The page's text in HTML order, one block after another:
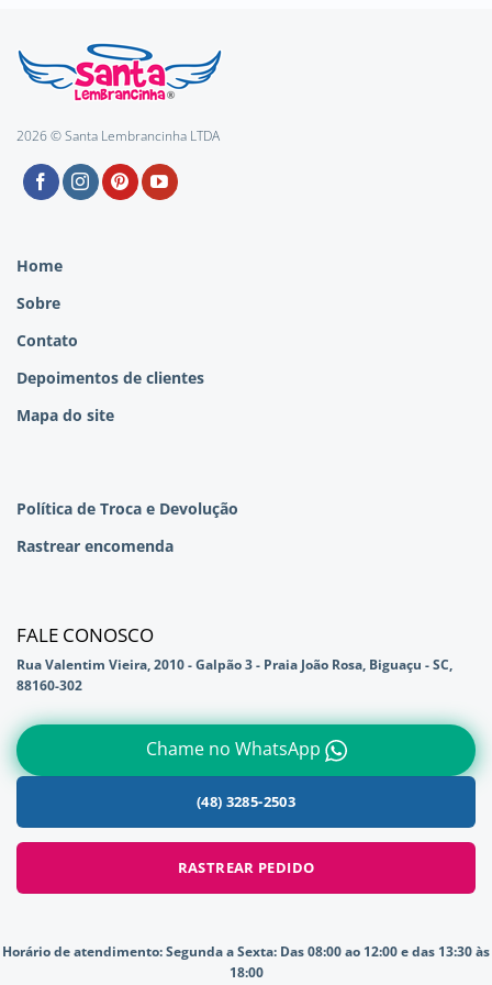
2026 © Santa Lembrancinha LTDA
Home
Sobre
Contato
Depoimentos de clientes
Mapa do site
Política de Troca e Devolução
Rastrear encomenda
FALE CONOSCO
Rua Valentim Vieira, 2010 - Galpão 3 - Praia João Rosa, Biguaçu - SC,
88160-302
Chame no WhatsApp
(48) 3285-2503
RASTREAR PEDIDO
Horário de atendimento:Segunda a Sexta: Das 08:00 ao 12:00 e das 13:30 às
18:00